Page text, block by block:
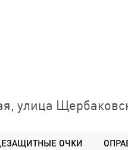
улица
ОЧКИ